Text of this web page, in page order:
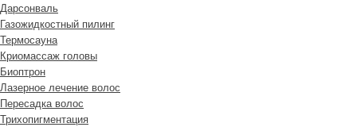
Дарсонваль
Газожидкостный пилинг
Термосауна
Криомассаж головы
Биоптрон
Лазерное лечение волос
Пересадка волос
Трихопигментация